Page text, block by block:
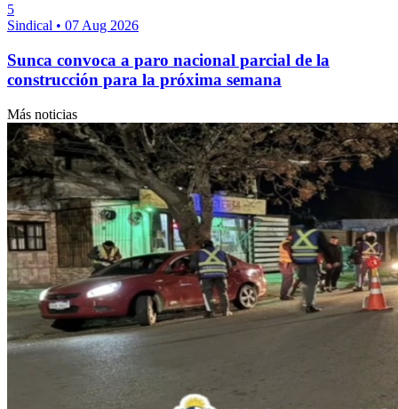
5
Sindical • 07 Aug 2026
Sunca convoca a paro nacional parcial de la
construcción para la próxima semana
Más noticias